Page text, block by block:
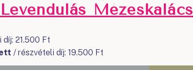
Levendulás Mézeskalács
21.500 Ft
/ részvételi díj: 19.500 Ft